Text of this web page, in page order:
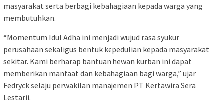
masyarakat serta berbagi kebahagiaan kepada warga yang
membutuhkan.
“Momentum Idul Adha ini menjadi wujud rasa syukur
perusahaan sekaligus bentuk kepedulian kepada masyarakat
sekitar. Kami berharap bantuan hewan kurban ini dapat
memberikan manfaat dan kebahagiaan bagi warga,” ujar
Fedryck selaju perwakilan manajemen PT Kertawira Sera
Lestarii.